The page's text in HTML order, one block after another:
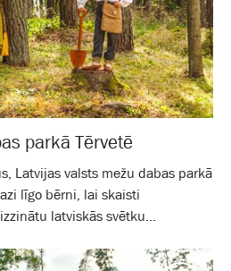
parkā Tērvetē
Latvijas valsts mežu dabas parkā
līgo bērni, lai skaisti
latviskās svētku...